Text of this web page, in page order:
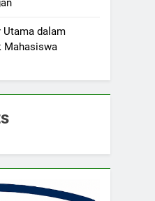
Utama dalam
Mahasiswa